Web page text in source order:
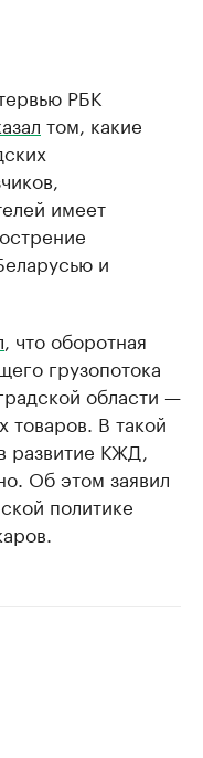
РБК
том, какие
имеет
и
, что оборотная
грузопотока
области —
товаров. В такой
развитие КЖД,
Об этом заявил
политике